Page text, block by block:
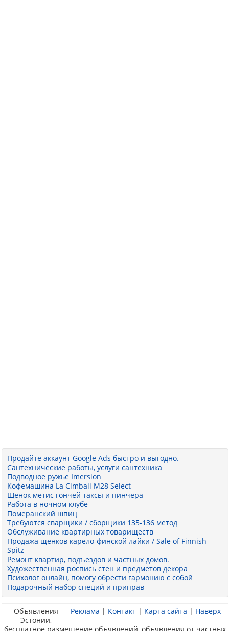
Продайте аккаунт Google Ads быстро и выгодно.
Сантехнические работы, услуги сантехника
Подводное ружье Imersion
Кофемашина La Cimbali M28 Select
Щенок метис гончей таксы и пинчера
Работа в ночном клубе
Померанский шпиц
Требуются сварщики / сборщики 135-136 метод
Обслуживание квартирных товариществ
Продажа щенков карело-финской лайки / Sale of Finnish
Spitz
Ремонт квартир, подъездов и частных домов.
Художественная роспись стен и предметов декора
Психолог онлайн, помогу обрести гармонию с собой
Подарочный набор специй и приправ
Реклама | Контакт | Карта сайта | Наверх
Объявления
Эстонии,